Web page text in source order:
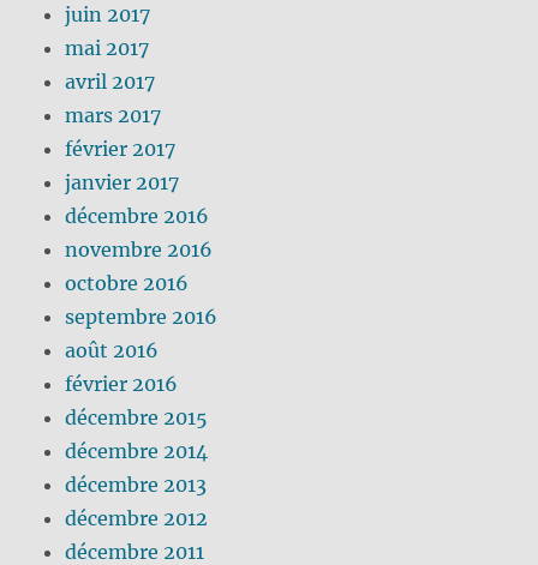
juin 2017
mai 2017
avril 2017
mars 2017
février 2017
janvier 2017
décembre 2016
novembre 2016
octobre 2016
septembre 2016
août 2016
février 2016
décembre 2015
décembre 2014
décembre 2013
décembre 2012
décembre 2011